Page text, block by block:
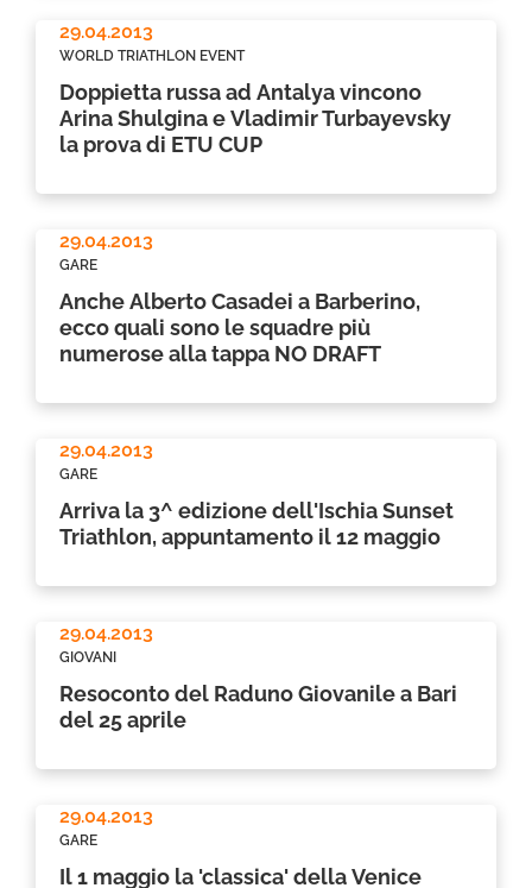
29.04.2013
WORLD TRIATHLON EVENT
Doppietta russa ad Antalya vincono
Arina Shulgina e Vladimir Turbayevsky
la prova di ETU CUP
29.04.2013
GARE
Anche Alberto Casadei a Barberino,
ecco quali sono le squadre più
numerose alla tappa NO DRAFT
29.04.2013
GARE
Arriva la 3^ edizione dell'Ischia Sunset
Triathlon, appuntamento il 12 maggio
29.04.2013
GIOVANI
Resoconto del Raduno Giovanile a Bari
del 25 aprile
29.04.2013
GARE
Il 1 maggio la 'classica' della Venice